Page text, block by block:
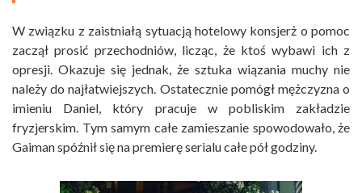
W związku z zaistniałą sytuacją hotelowy konsjerż o pomoc
zaczął prosić przechodniów, licząc, że ktoś wybawi ich z
opresji. Okazuje się jednak, że sztuka wiązania muchy nie
należy do najłatwiejszych. Ostatecznie pomógł mężczyzna o
imieniu Daniel, który pracuje w pobliskim zakładzie
fryzjerskim. Tym samym całe zamieszanie spowodowało, że
Gaiman spóźnił się na premierę serialu całe pół godziny.